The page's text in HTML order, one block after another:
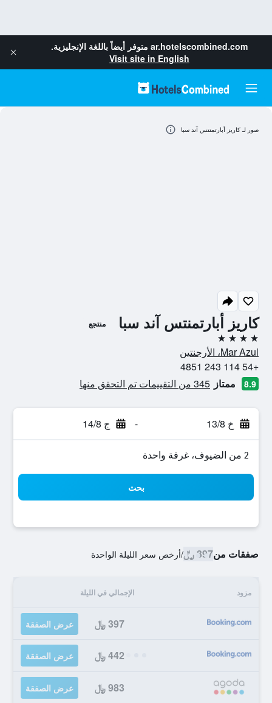
ar.hotelscombined.com متوفر أيضاً باللغة الإنجليزية.
Visit site in English
كاريز أبارتمنتس آند سبا منتجع
4 نجوم
Mar Azul، الأرجنتين
+54 114 243 4851
8.9 ممتاز 345 من التقييمات تم التحقق منها
خ 13/8 - ج 14/8
2 من الضيوف، غرفة واحدة
بحث
صفقات من397 ﷼ /أرخص سعر الليلة الواحدة
مزود الإجمالي في الليلة
397 ﷼ عرض الصفقة
442 ﷼ عرض الصفقة
983 ﷼ عرض الصفقة
صور لـ كاريز أبارتمنتس آند سبا